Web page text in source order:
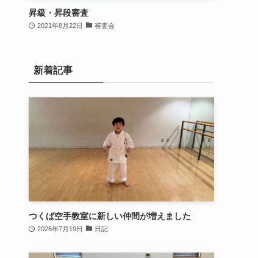
昇級・昇段審査
2021年8月22日 審査会
新着記事
つくば空手教室に新しい仲間が増えました
2026年7月19日 日記